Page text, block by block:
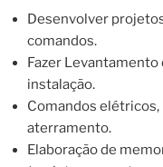
Desenvolver
comandos.
Fazer
instalação.
Comandos elétricos,
aterramento.
Elaboração de